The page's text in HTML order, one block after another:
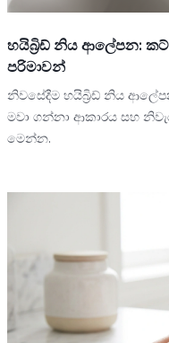
හයිබ්‍රිඩ් නිය ආලේපන:
පරිමාවන්
නිවසේදීම හයිබ්‍රිඩ් නිය
මවා ගන්නා ආකාරය සහ
මෙන්න.